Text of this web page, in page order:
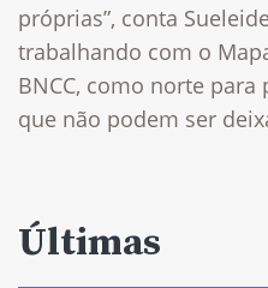
próprias”, conta
trabalhando com o
BNCC, como norte
que não podem ser
Últimas